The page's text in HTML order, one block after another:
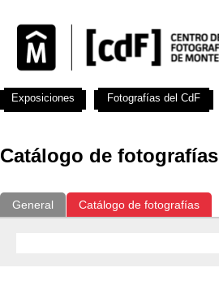
Catálogo de fotografías
General Catálogo de fotografías
Exposiciones Fotografías del CdF